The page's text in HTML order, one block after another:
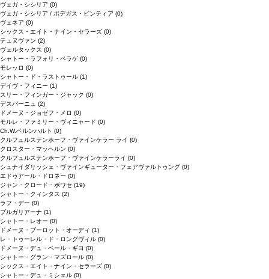
ヴェガ・シシリア (0)
ヴェガ・シシリア / ボデガス・ピンティア (0)
ヴェネア (0)
シックス・エイト・ナイン・セラーズ (0)
テュヌヴァン (2)
ヴェルタックス (0)
シャトー・ラフォリ・ペラゲ (0)
モレッロ (0)
シャトー・ド・ラストゥール (1)
デイヴ・フィニー (1)
スリー・フィンガー・ジャック (0)
デスパーニュ (2)
ドメーヌ・ジョゼフ・メロ (0)
モルレ・ファミリー・ヴィニャード (0)
Ch.W.ベルンハルト (0)
クルフュルステンホーフ・ヴァインケラー ライ (0)
クロスター・マッヘルン (0)
クルフュルステンホーフ・ヴァインケラーライ (0)
シュナイダリッシェ・ヴァインギューター・フェアヴァルトゥング (0)
エドゥアール・ドロネー (0)
ジャン・クロード・ボワセ (19)
シャトー・クィンタス (2)
ラフ・デー (0)
ブルガリアーナ (1)
シャトー・レオー (0)
ドメーヌ・ブーロット・オーディ (1)
レ・トゥーレル・ド・ロングヴィル (0)
ドメーヌ・デュ・ペール・ギヨ (0)
シャトー・グラン・マズロール (0)
シックス・エイト・ナイン・セラーズ (0)
シャトー・デュ・ミシェル (0)